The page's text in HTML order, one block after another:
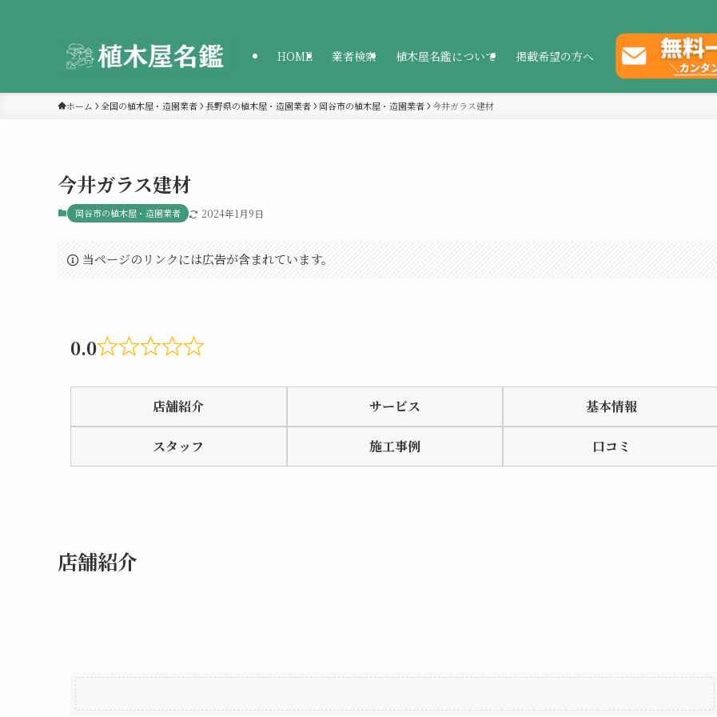
HOME 業者検索 植木屋名鑑について 掲載希望の方へ
ホーム 全国の植木屋・造園業者 長野県の植木屋・造園業者 岡谷市の植木屋・造園業者 今井ガラス建材
今井ガラス建材
岡谷市の植木屋・造園業者 2024年1月9日
当ページのリンクには広告が含まれています。
0.0
Rated
0.0
out
of
5
店舗紹介 サービス 基本情報
スタッフ 施工事例 口コミ
店舗紹介